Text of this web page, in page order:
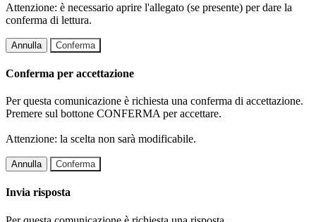
Attenzione: è necessario aprire l'allegato (se presente) per dare la
conferma di lettura.
Annulla Conferma
Conferma per accettazione
Per questa comunicazione è richiesta una conferma di accettazione.
Premere sul bottone CONFERMA per accettare.
Attenzione: la scelta non sarà modificabile.
Annulla Conferma
Invia risposta